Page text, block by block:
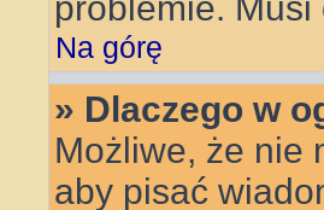
Na górę
» Dlaczego w
Możliwe, że nie
aby pisać